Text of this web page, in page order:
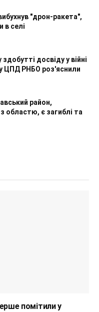
"дрон-ракета",
в селі
досвіду у війні
ЦПД РНБО роз'яснили
район,
областю, є загиблі та
помітили у